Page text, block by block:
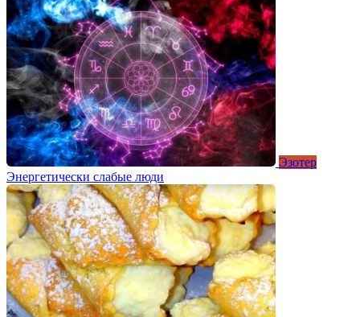
Эзотер
Энергетически слабые люди